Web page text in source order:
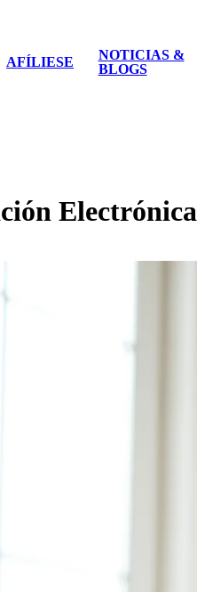
AFÍLIESE
NOTICIAS &
BLOGS
Electrónica